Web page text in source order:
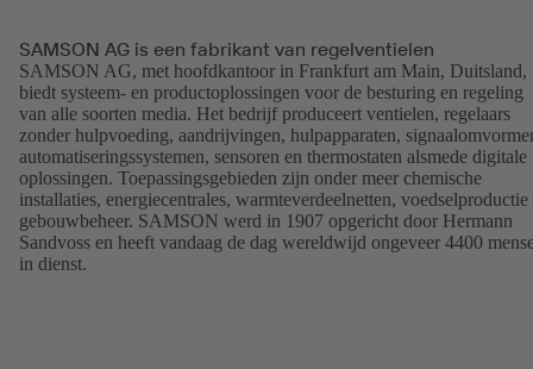
SAMSON AG is een fabrikant van regelventielen
SAMSON AG, met hoofdkantoor in Frankfurt am Main, Duitsland,
biedt systeem- en productoplossingen voor de besturing en regeling
van alle soorten media. Het bedrijf produceert ventielen, regelaars
zonder hulpvoeding, aandrijvingen, hulpapparaten,
automatiseringssystemen, sensoren en thermostaten alsmede digitale
oplossingen. Toepassingsgebieden zijn onder meer chemische
installaties, energiecentrales, warmteverdeelnetten, voedselproductie
gebouwbeheer. SAMSON werd in 1907 opgericht door Hermann
Sandvoss en heeft vandaag de dag wereldwijd ongeveer 4400
in dienst.